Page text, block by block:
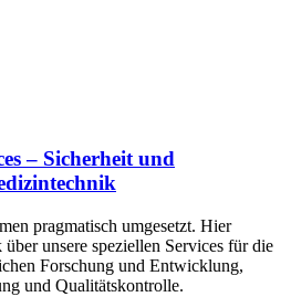
– Sicherheit und
pragmatisch umgesetzt. Hier
unsere speziellen Services für die
Forschung und Entwicklung,
und Qualitätskontrolle.